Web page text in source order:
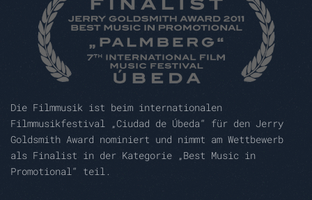
Die Filmmusik ist beim internationalen
Filmmusikfestival „Ciudad de Úbeda“ für den Jerry
Goldsmith Award nominiert und nimmt am Wettbewerb
als Finalist in der Kategorie „Best Music in
Promotional“ teil.